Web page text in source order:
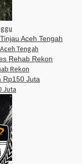
Tengah
Rekon
Juta